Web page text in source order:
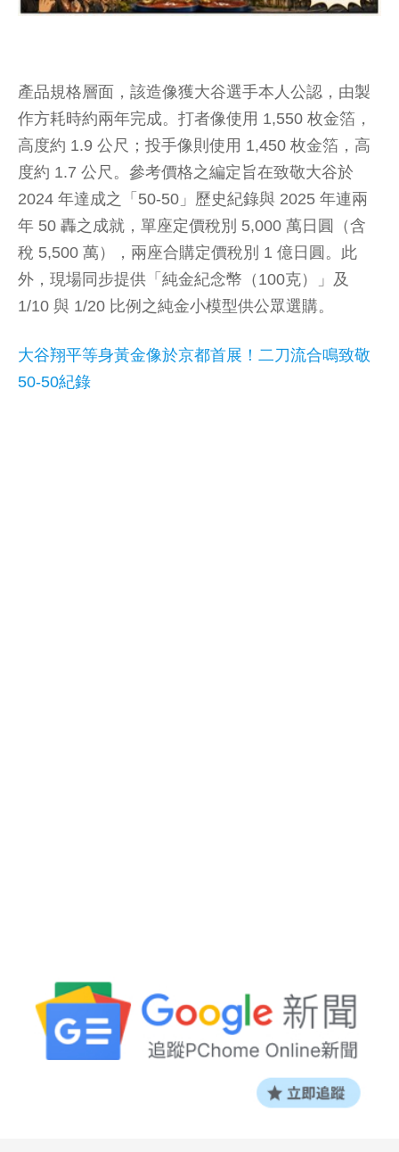
產品規格層面，該造像獲大谷選手本人公認，由製
作方耗時約兩年完成。打者像使用 1,550 枚金箔，
高度約 1.9 公尺；投手像則使用 1,450 枚金箔，高
度約 1.7 公尺。參考價格之編定旨在致敬大谷於
2024 年達成之「50-50」歷史紀錄與 2025 年連兩
年 50 轟之成就，單座定價稅別 5,000 萬日圓（含
稅 5,500 萬），兩座合購定價稅別 1 億日圓。此
外，現場同步提供「純金紀念幣（100克）」及
1/10 與 1/20 比例之純金小模型供公眾選購。
大谷翔平等身黃金像於京都首展！二刀流合鳴致敬
50-50紀錄